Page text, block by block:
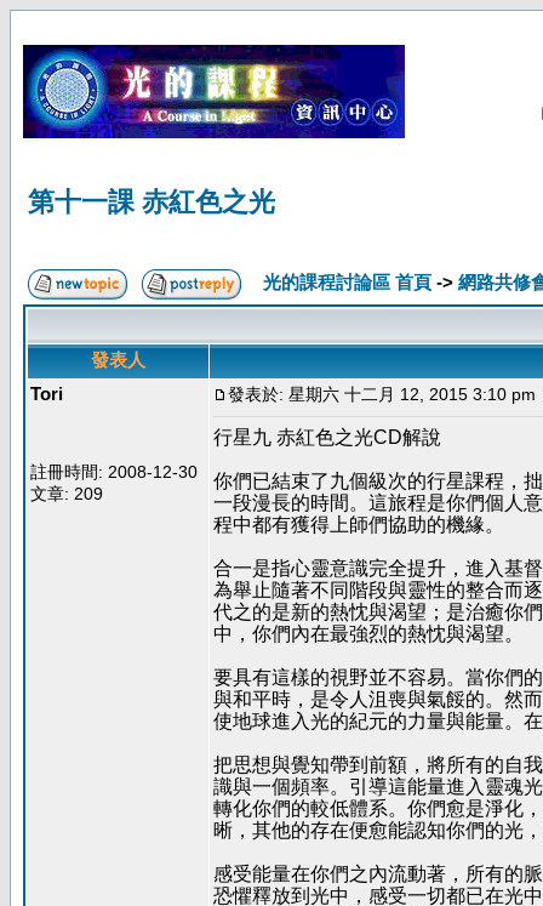
第十一課 赤紅色之光
光的課程討論區 首頁 -> 網路共修
發表人
Tori
註冊時間: 2008-12-30
文章: 209
發表於: 星期六 十二月 12, 2015 3:10 pm
行星九 赤紅色之光CD解說
你們已結束了九個級次的行星課程，
一段漫長的時間。這旅程是你們個人
程中都有獲得上師們協助的機緣。
合一是指心靈意識完全提升，進入基
為舉止隨著不同階段與靈性的整合而
代之的是新的熱忱與渴望；是治癒你
中，你們內在最強烈的熱忱與渴望。
要具有這樣的視野並不容易。當你們
與和平時，是令人沮喪與氣餒的。然
使地球進入光的紀元的力量與能量。
把思想與覺知帶到前額，將所有的自
識與一個頻率。引導這能量進入靈魂
轉化你們的較低體系。你們愈是淨化
晰，其他的存在便愈能認知你們的光
感受能量在你們之內流動著，所有的
恐懼釋放到光中，感受一切都已在光